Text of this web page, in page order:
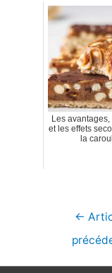
Les
et les effets
la
←